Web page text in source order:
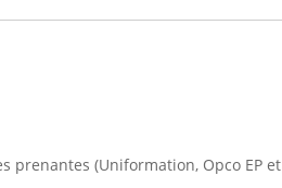
prenantes (Uniformation, Opco EP et